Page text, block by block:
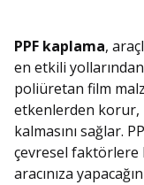
PPF kaplama,
en etkili
poliüretan film
etkenlerden korur,
kalmasını sağlar.
çevresel faktörlere
aracınıza